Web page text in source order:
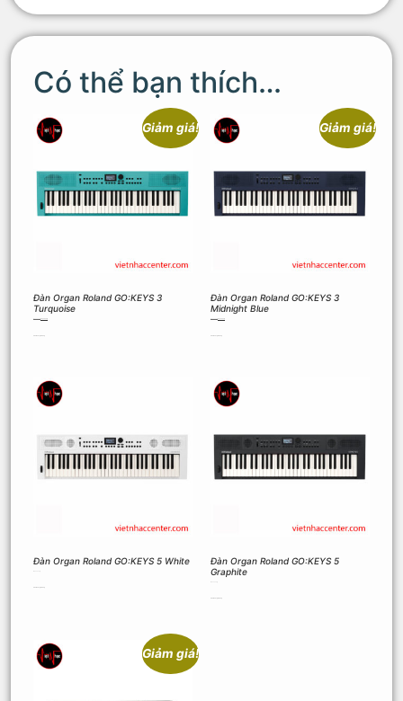
Có thể bạn thích…
Giảm giá!
Đàn Organ Roland GO:KEYS 3
Turquoise
Giảm giá!
Đàn Organ Roland GO:KEYS 3
Midnight Blue
Đàn Organ Roland GO:KEYS 5 White
Đàn Organ Roland GO:KEYS 5
Graphite
Giảm giá!